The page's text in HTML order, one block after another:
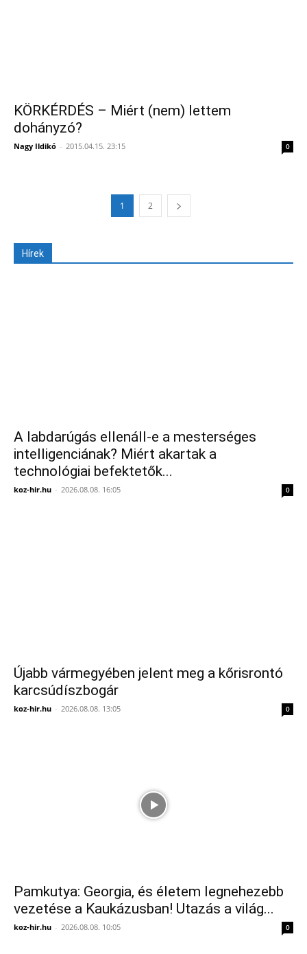
KÖRKÉRDÉS – Miért (nem) lettem
dohányzó?
Nagy Ildikó - 2015.04.15. 23:15 0
1 2
Hírek
A labdarúgás ellenáll-e a mesterséges
intelligenciának? Miért akartak a
technológiai befektetők...
koz-hir.hu - 2026.08.08. 16:05 0
Újabb vármegyében jelent meg a kőrisrontó
karcsúdíszbogár
koz-hir.hu - 2026.08.08. 13:05 0
Pamkutya: Georgia, és életem legnehezebb
vezetése a Kaukázusban! Utazás a világ...
koz-hir.hu - 2026.08.08. 10:05 0